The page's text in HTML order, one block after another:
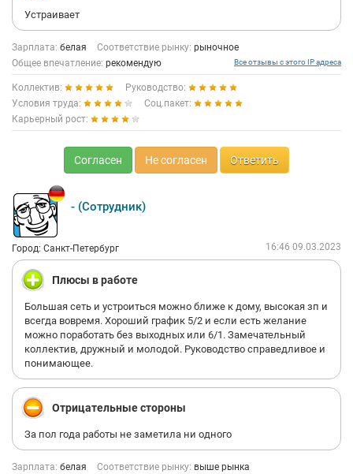
Устраивает
Зарплата: белая Соответствие рынку: рыночное
Общее впечатление: рекомендую Все отзывы с этого IP адреса
Коллектив:
Руководство:
Условия труда:
Соц.пакет:
Карьерный рост:
Согласен Не согласен Ответить
- (Сотрудник)
Город: Санкт-Петербург 16:46 09.03.2023
Плюсы в работе
Большая сеть и устроиться можно ближе к дому, высокая зп и
всегда вовремя. Хороший график 5/2 и если есть желание
можно поработать без выходных или 6/1. Замечательный
коллектив, дружный и молодой. Руководство справедливое и
понимающее.
Отрицательные стороны
За пол года работы не заметила ни одного
Зарплата: белая Соответствие рынку: выше рынка